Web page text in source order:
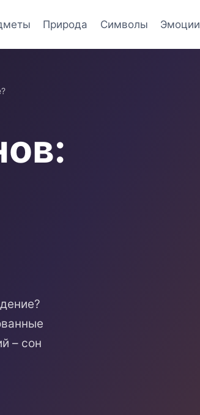
Природа Символы Эмоции
– сон